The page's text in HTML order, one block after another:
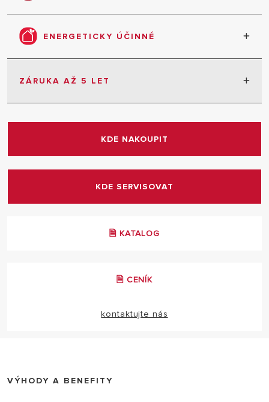
Udržuje přiváděnou studenou vodu ve spodní části
nádrže k zajištění omezeného smíchání s
akumulovanou teplou vodou
ENERGETICKY ÚČINNÉ
Lepší využívání energie a obnovitelných zdrojů,
ZÁRUKA AŽ 5 LET
2 roky záruka bez omezení
Podmínka: Servisní prohlídka každé 2 roky
KDE NAKOUPIT
KDE SERVISOVAT
🗎 KATALOG
🗎 CENÍK
kontaktujte nás
VÝHODY A BENEFITY